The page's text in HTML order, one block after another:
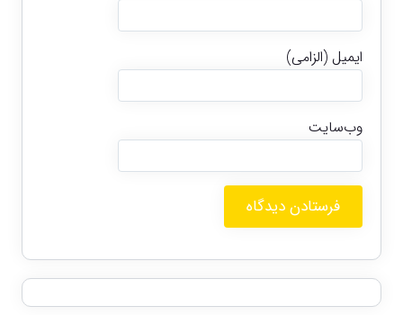
ایمیل (الزامی)
وب‌سایت